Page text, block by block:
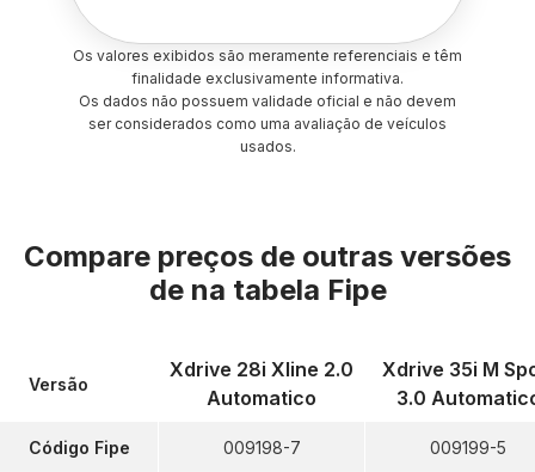
Os valores exibidos são meramente referenciais e têm
finalidade exclusivamente informativa.
Os dados não possuem validade oficial e não devem
ser considerados como uma avaliação de veículos
usados.
Compare preços de outras versões
de na tabela Fipe
Versão
Código Fipe
Xdrive 28i Xline 2.0
Automatico
009198-7
Xdrive 35i M
3.0
009199-5